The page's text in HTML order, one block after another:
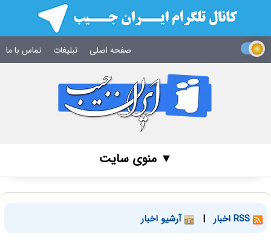
صفحه اصلی تبلیغات تماس با ما
▼ منوی سایت
| آرشیو اخبار